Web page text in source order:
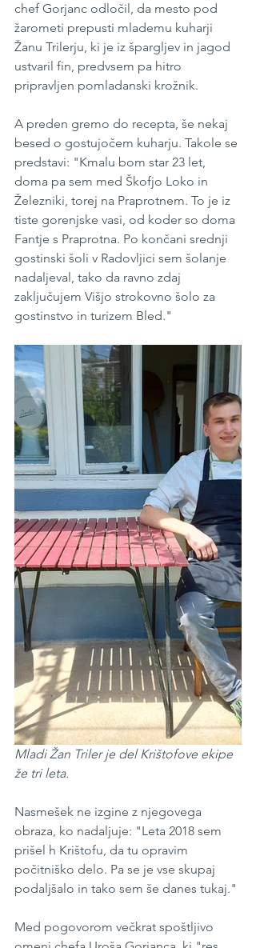
chef Gorjanc odločil, da mesto pod
žarometi prepusti mlademu kuharji
Žanu Trilerju, ki je iz špargljev in jagod
ustvaril fin, predvsem pa hitro
pripravljen pomladanski krožnik.
A preden gremo do recepta, še nekaj
besed o gostujočem kuharju. Takole se
predstavi: "Kmalu bom star 23 let,
doma pa sem med Škofjo Loko in
Železniki, torej na Praprotnem. To je iz
tiste gorenjske vasi, od koder so doma
Fantje s Praprotna. Po končani srednji
gostinski šoli v Radovljici sem šolanje
nadaljeval, tako da ravno zdaj
zaključujem Višjo strokovno šolo za
gostinstvo in turizem Bled."
Mladi Žan Triler je del Krištofove ekipe
že tri leta.
Nasmešek ne izgine z njegovega
obraza, ko nadaljuje: "Leta 2018 sem
prišel h Krištofu, da tu opravim
počitniško delo. Pa se je vse skupaj
podaljšalo in tako sem še danes tukaj."
Med pogovorom večkrat spoštljivo